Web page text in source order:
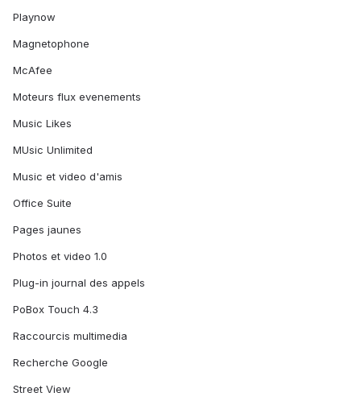
Playnow
Magnetophone
McAfee
Moteurs flux evenements
Music Likes
MUsic Unlimited
Music et video d'amis
Office Suite
Pages jaunes
Photos et video 1.0
Plug-in journal des appels
PoBox Touch 4.3
Raccourcis multimedia
Recherche Google
Street View